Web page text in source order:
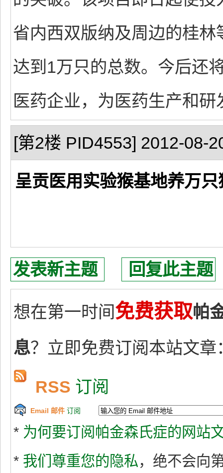
省内西双版纳及周边的桂
达到1万只的总数。今后还
医药企业，为医药生产和
[第2楼 PID4553] 2012-08-
呈贡医用实验猴基地养万
发表新主题 回复此主题
想在第一时间免费获取帕
息？立即免费订阅本站文章
RSS 订阅
Email 邮件 订阅
* 为何要订阅帕金森氏症的网站
* 我们尊重您的隐私，绝不会向